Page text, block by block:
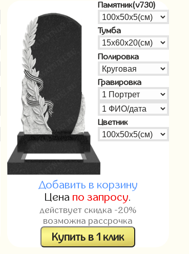
Памятник(v730)
Тумба
Полировка
Гравировка
Цветник
Добавить в корзину
Цена по запросу.
действует скидка -20%
возможна рассрочка
Купить в 1 клик